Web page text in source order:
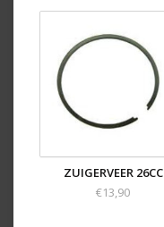
ZUIGERVEER 26CC
€13,90